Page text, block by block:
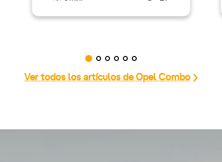
Ver todos los artículos de Opel Combo